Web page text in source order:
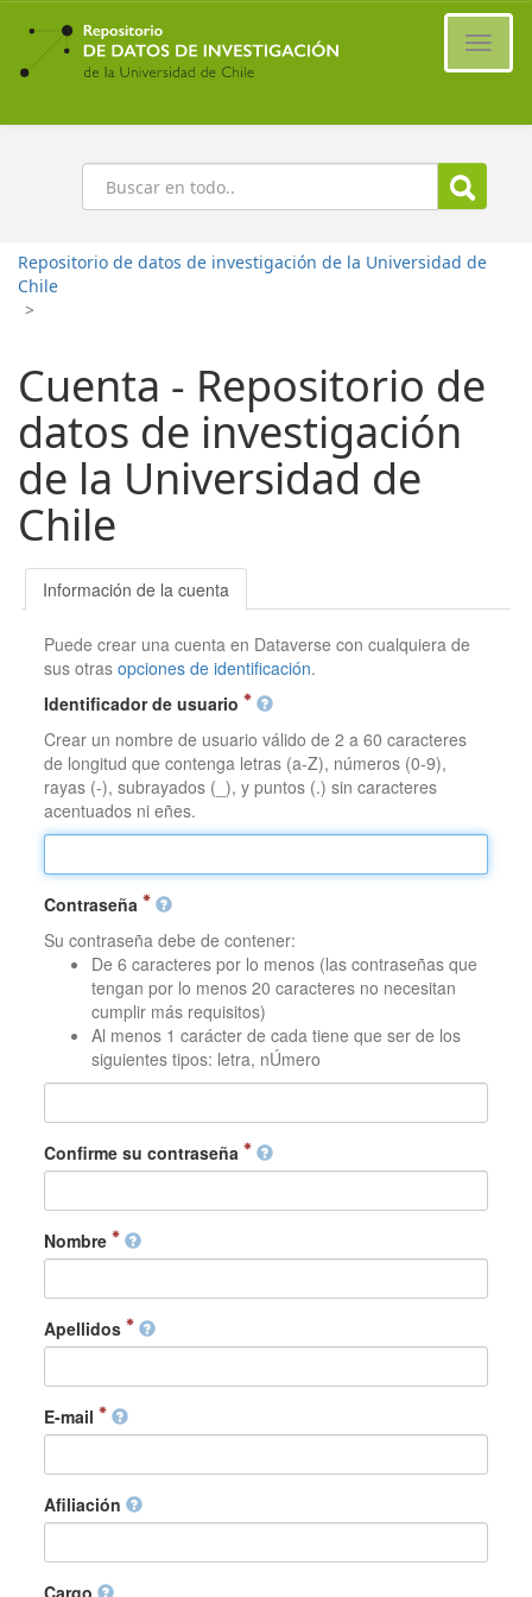
Ir
contenido
principal
Buscar
Repositorio de datos de investigación de la Universidad de
Chile
>
Cuenta - Repositorio de
datos de investigación
de la Universidad de
Chile
Información de la cuenta
Puede crear una cuenta en Dataverse con cualquiera de
sus otrasopciones de identificación.
Identificador de usuario
Crear un nombre de usuario válido de 2 a 60 caracteres
de longitud que contenga letras (a-Z), números (0-9),
rayas (-), subrayados (_), y puntos (.) sin caracteres
acentuados ni eñes.
Contraseña
Su contraseña debe de contener:
De 6 caracteres por lo menos (las contraseñas que
tengan por lo menos 20 caracteres no necesitan
cumplir más requisitos)
Al menos 1 carácter de cada tiene que ser de los
siguientes tipos: letra, nÚmero
Confirme su contraseña
Nombre
Apellidos
E-mail
Afiliación
Cargo